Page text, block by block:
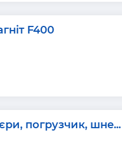
F400
погрузчик, шне...